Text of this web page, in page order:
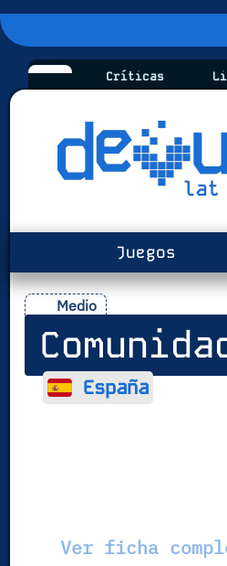
Críticas
Juegos
Medio
España
Ver ficha